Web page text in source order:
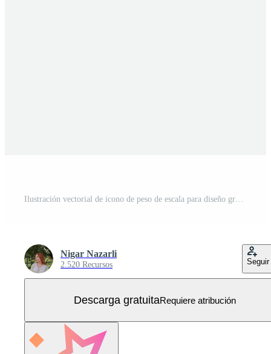
Ilustración vectorial de icono de peso de escala para diseño gráfico y web Vector Gratis
Nigar Nazarli
2.520 Recursos Seguir
Descarga gratuitaRequiere atribución